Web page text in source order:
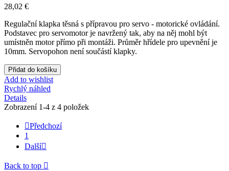
28,02 €
Regulační klapka těsná s přípravou pro servo - motorické ovládání.
Podstavec pro servomotor je navržený tak, aby na něj mohl být
umístněn motor přímo při montáži. Průměr hřídele pro upevnění je
10mm. Servopohon není součástí klapky.
Přidat do košíku
Add to wishlist
Rychlý náhled
Details
Zobrazení 1-4 z 4 položek
Předchozí
1
Další
Back to top 